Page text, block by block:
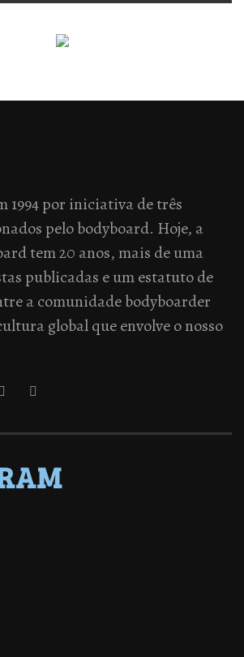
1994 por iniciativa de três
pelo bodyboard. Hoje, a
tem 20 anos, mais de uma
publicadas e um estatuto de
a comunidade bodyboarder
global que envolve o nosso